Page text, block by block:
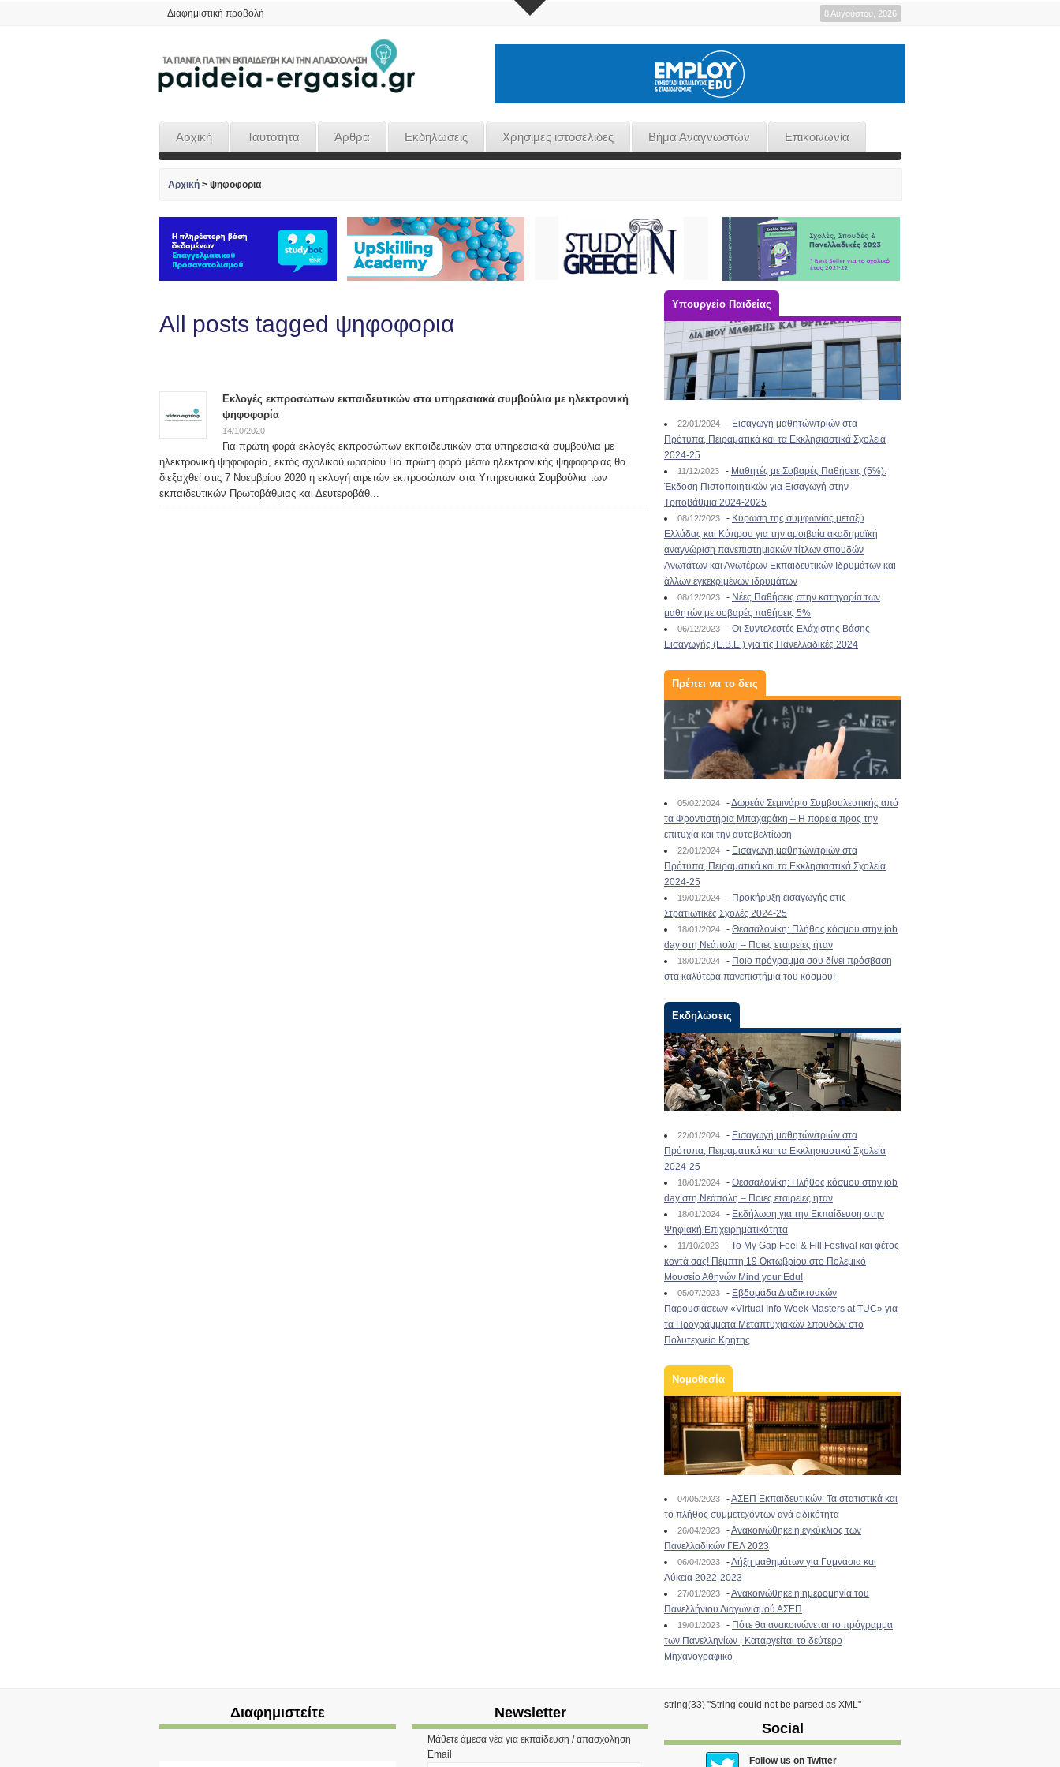
Διαφημιστική προβολή 8 Αυγούστου, 2026
Αρχική Ταυτότητα Άρθρα Εκδηλώσεις Χρήσιμες ιστοσελίδες Βήμα Αναγνωστών Επικοινωνία
Αρχική > ψηφοφορια
All posts tagged ψηφοφορια
για τα Υπηρεσιακά
03/11/2020
Το Σάββατο 7 Νοεμβρίου για πρώτη φορά
Εκλογές εκπροσώπων εκπαιδευτικών στα υπηρεσιακά συμβούλια με ηλεκτρονική
ψηφοφορία
14/10/2020
Για πρώτη φορά εκλογές εκπροσώπων εκπαιδευτικών στα υπηρεσιακά συμβούλια με
ηλεκτρονική ψηφοφορία, εκτός σχολικού ωραρίου Για πρώτη φορά μέσω ηλεκτρονικής ψηφοφορίας θα
διεξαχθεί στις 7 Νοεμβρίου 2020 η εκλογή αιρετών εκπροσώπων στα Υπηρεσιακά Συμβούλια των
εκπαιδευτικών Πρωτοβάθμιας και Δευτεροβάθ...
Υπουργείο Παιδείας
22/01/2024 - Εισαγωγή μαθητών/τριών στα
Πρότυπα, Πειραματικά και τα Εκκλησιαστικά Σχολεία
2024-25
11/12/2023 - Μαθητές με Σοβαρές Παθήσεις (5%):
Έκδοση Πιστοποιητικών για Εισαγωγή στην
Τριτοβάθμια 2024-2025
08/12/2023 - Κύρωση της συμφωνίας μεταξύ
Ελλάδας και Κύπρου για την αμοιβαία ακαδημαϊκή
αναγνώριση πανεπιστημιακών τίτλων σπουδών
Ανωτάτων και Ανωτέρων Εκπαιδευτικών Ιδρυμάτων και
άλλων εγκεκριμένων ιδρυμάτων
08/12/2023 - Νέες Παθήσεις στην κατηγορία των
μαθητών με σοβαρές παθήσεις 5%
06/12/2023 - Οι Συντελεστές Ελάχιστης Βάσης
Εισαγωγής (Ε.Β.Ε.) για τις Πανελλαδικές 2024
Πρέπει να το δεις
05/02/2024 -Δωρεάν Σεμινάριο Συμβουλευτικής από
τα Φροντιστήρια Μπαχαράκη – Η πορεία προς την
επιτυχία και την αυτοβελτίωση
22/01/2024 - Εισαγωγή μαθητών/τριών στα
Πρότυπα, Πειραματικά και τα Εκκλησιαστικά Σχολεία
2024-25
19/01/2024 - Προκήρυξη εισαγωγής στις
Στρατιωτικές Σχολές 2024-25
18/01/2024 - Θεσσαλονίκη: Πλήθος κόσμου στην job
day στη Νεάπολη – Ποιες εταιρείες ήταν
18/01/2024 - Ποιο πρόγραμμα σου δίνει πρόσβαση
στα καλύτερα πανεπιστήμια του κόσμου!
Εκδηλώσεις
22/01/2024 - Εισαγωγή μαθητών/τριών στα
Πρότυπα, Πειραματικά και τα Εκκλησιαστικά Σχολεία
2024-25
18/01/2024 - Θεσσαλονίκη: Πλήθος κόσμου στην job
day στη Νεάπολη – Ποιες εταιρείες ήταν
18/01/2024 - Εκδήλωση για την Εκπαίδευση στην
Ψηφιακή Επιχειρηματικότητα
11/10/2023 - To My Gap Feel & Fill Festival και φέτος
κοντά σας! Πέμπτη 19 Οκτωβρίου στο Πολεμικό
Μουσείο Αθηνών Mind your Edu!
05/07/2023 - Εβδομάδα Διαδικτυακών
Παρουσιάσεων «Virtual Info Week Masters at TUC» για
τα Προγράμματα Μεταπτυχιακών Σπουδών στο
Πολυτεχνείο Κρήτης
Νομοθεσία
04/05/2023 -ΑΣΕΠ Εκπαιδευτικών: Τα στατιστικά και
το πλήθος συμμετεχόντων ανά ειδικότητα
26/04/2023 -Ανακοινώθηκε η εγκύκλιος των
Πανελλαδικών ΓΕΛ 2023
06/04/2023 -Λήξη μαθημάτων για Γυμνάσια και
Λύκεια 2022-2023
27/01/2023 -Ανακοινώθηκε η ημερομηνία του
Πανελλήνιου Διαγωνισμού ΑΣΕΠ
19/01/2023 - Πότε θα ανακοινώνεται το πρόγραμμα
των Πανελληνίων | Καταργείται το δεύτερο
Μηχανογραφικό
Διαφημιστείτε Newsletter
Μάθετε άμεσα νέα για εκπαίδευση / απασχόληση
Email
string(33) "String could not be parsed as XML"
Social
Follow us on Twitter